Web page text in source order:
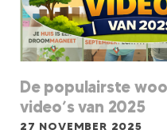
De populairste
video’s van 2025
27 NOVEMBER 2025